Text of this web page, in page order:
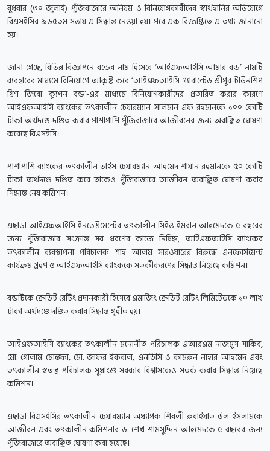
বুধবার (৩০ জুলাই) পুঁজিবাজারে অনিয়ম ও বিনিয়োগকারীদের স্বার্থহানির অভিযোগে
বিএসইসির ৯৬৫তম সভায় এ সিদ্ধান্ত নেওয়া হয়। পরে এক বিজ্ঞপ্তিতে এ তথ্য জানানো
হয়।
জানা গেছে, বিভিন্ন বিজ্ঞাপনে বন্ডের নাম হিসেবে ‘আইএফআইসি আমার বন্ড’ নামটি
ব্যবহারের মাধ্যমে বিনিয়োগে আকৃষ্ট করে ‘আইএফআইসি গ্যারান্টেড শ্রীপুর টাউনশিপ
গ্রিণ জিরো ক্যুপন বন্ড’-এর মাধ্যমে বিনিয়োগকারীদের প্রতারিত করার কারণে
আইএফআইসি ব্যাংকের তৎকালীন চেয়ারম্যান সালমান এফ রহমানকে ১০০ কোটি
টাকা অর্থদণ্ডে দণ্ডিত করার পাশাপাশি পুঁজিবাজারে আজীবনের জন্য অবাঞ্ছিত ঘোষণা
করেছে বিএসইসি।
পাশাপাশি ব্যাংকের তৎকালীন ভাইস-চেয়ারম্যান আহমেদ শায়ান রহমানকে ৫০ কোটি
টাকা অর্থদণ্ডে দণ্ডিত করে তাকেও পুঁজিবাজারে আজীবন অবাঞ্ছিত ঘোষণা করার
সিদ্ধান্ত নেয় কমিশন।
এছাড়া আইএফআইসি ইনভেস্টমেন্টের তৎকালীন সিইও ইমরান আহমেদকে ৫ বছরের
জন্য পুঁজিবাজার সংক্রান্ত সব ধরণের কাজে নিষিদ্ধ, আইএফআইসি ব্যাংকের
তৎকালীন ব্যবস্থাপনা পরিচালক শাহ আলম সারওয়ারের বিরুদ্ধে এনফোর্সমেন্ট
কার্যক্রম গ্রহণ ও আইএফআইসি ব্যাংককে সতর্কীকরণের সিদ্ধান্ত নিয়েছে কমিশন।
বন্ডটিকে ক্রেডিট রেটিং প্রদানকারী হিসেবে এমার্জিং ক্রেডিট রেটিং লিমিটেডকে ১০ লাখ
টাকা অর্থদণ্ডে দণ্ডিত করার সিদ্ধান্ত গৃহীত হয়।
আইএফআইসি ব্যাংকের তৎকালীন মনোনীত পরিচালক এআরএম নাজমুস সাকিব,
মো. গোলাম মোস্তফা, মো. জাফর ইকবাল, এনডিসি ও কামরুন নাহার আহমেদ এবং
তৎকালীন স্বতন্ত্র পরিচালক সুধাংশু সরকার বিশ্বাসকেও সতর্ক করার সিদ্ধান্ত নিয়েছে
কমিশন।
এছাড়া বিএসইসির তৎকালীন চেয়ারম্যান অধ্যাপক শিবলী রুবাইয়াত-উল-ইসলামকে
আজীবন এবং তৎকালীন কমিশনার ড. শেখ শামসুদ্দিন আহমেদকে ৫ বছরের জন্য
পুঁজিবাজারে অবাঞ্ছিত ঘোষণা করা হয়েছে।